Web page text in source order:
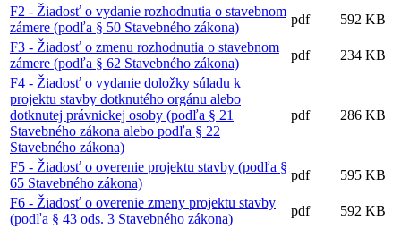
F2 - Žiadosť o vydanie rozhodnutia o stavebnom
zámere (podľa § 50 Stavebného zákona)
pdf
592 KB
F3 - Žiadosť o zmenu rozhodnutia o stavebnom
zámere (podľa § 62 Stavebného zákona)
pdf
234 KB
F4 - Žiadosť o vydanie doložky súladu k
projektu stavby dotknutého orgánu alebo
dotknutej právnickej osoby (podľa § 21
Stavebného zákona alebo podľa § 22
Stavebného zákona)
pdf 286 KB
F5 - Žiadosť o overenie projektu stavby (podľa §
65 Stavebného zákona)
pdf
595 KB
F6 - Žiadosť o overenie zmeny projektu stavby
(podľa § 43 ods. 3 Stavebného zákona)
pdf
592 KB